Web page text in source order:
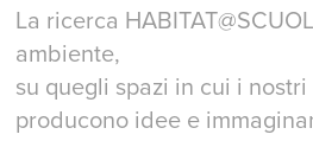
La ricerca
ambiente,
su quegli spazi in cui i
producono idee e